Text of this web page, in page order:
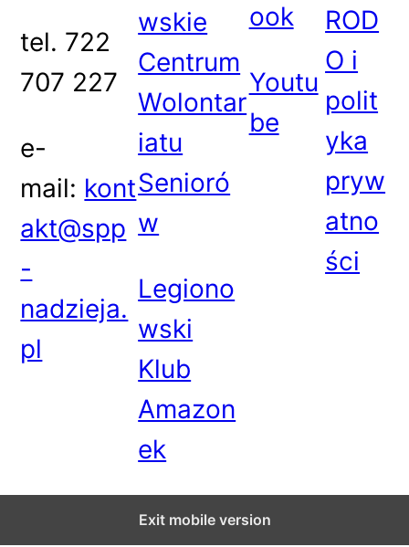
tel. 722
707 227
e-
mail: kont
akt@spp
-
nadzieja.
pl
wskie
Centrum
Wolontar
iatu
Senioró
w
Legiono
wski
Klub
Amazon
ek
ook
Youtu
be
ROD
O i
polit
yka
pryw
atno
ści
Exit mobile version